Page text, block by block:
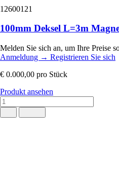
12600121
100mm Deksel L=3m
Melden Sie sich an, um Ihre Preise
Anmeldung → Registrieren Sie sich
€ 0.000,00 pro Stück
Produkt ansehen